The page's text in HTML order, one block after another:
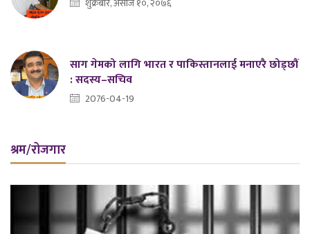
शुक्रबार, असोज १०, २०७६
साग गेमको लागि भारत र पाकिस्तानलाई मनाएरै छोड्छौं
: सदस्य–सचिव
2076-04-19
श्रम/रोजगार